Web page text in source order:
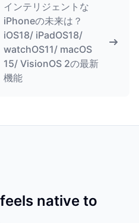
インテリジェントな
iPhoneの未来は？
iOS18/ iPadOS18/
watchOS11/ macOS
15/ VisionOS 2の最新
機能
native to